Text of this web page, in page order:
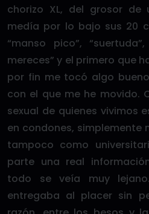
chorizo XL, del grosor
medía por lo bajo sus 20
“manso pico”,
mereces” y el primero que
por fin me tocó algo
con el que me he movido.
sexual de quienes vivimos
en condones,
tampoco como
parte una real
todo se veía muy
entregaba al placer sin